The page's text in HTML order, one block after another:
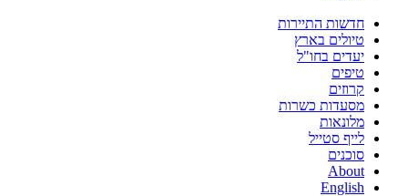
חדשות התיירות
טיולים בארץ
יעדים בחו"ל
טיפים
קרוזים
מסעדות כשרות
מלונאות
לייף סטייל
סוכנים
About
English